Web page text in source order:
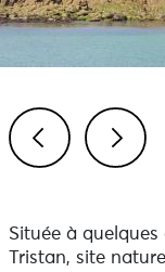
Située à
Tristan, site